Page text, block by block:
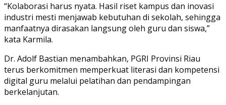
“Kolaborasi harus nyata. Hasil riset kampus dan inovasi
industri mesti menjawab kebutuhan di sekolah, sehingga
manfaatnya dirasakan langsung oleh guru dan siswa,”
kata Karmila.
Dr. Adolf Bastian menambahkan, PGRI Provinsi Riau
terus berkomitmen memperkuat literasi dan kompetensi
digital guru melalui pelatihan dan pendampingan
berkelanjutan.